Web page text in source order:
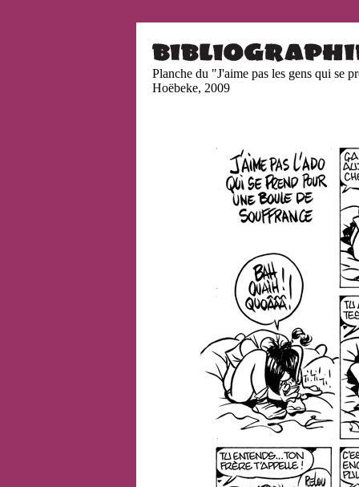
Planche du "J'aime pas les gens qui se
Hoëbeke, 2009